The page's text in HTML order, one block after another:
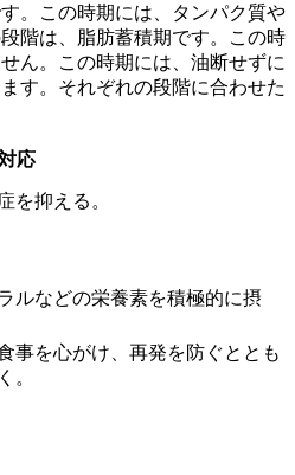
。この時期には、タンパク質や
階は、
脂肪蓄積期です。この時
ん。この時期には、油断せずに
す。それぞれの段階に合わせた
応
を抑える。
ルなどの栄養素を積極的に摂
事を心がけ、再発を防ぐととも
。